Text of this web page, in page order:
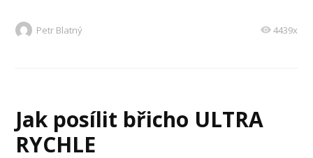
Petr Blatný 4439x
Jak posílit břicho ULTRA
RYCHLE